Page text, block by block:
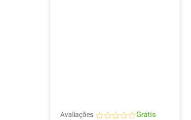
Avaliações Grátis